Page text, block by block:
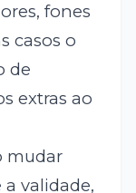
fones
casos o
de
extras ao
mudar
validade,